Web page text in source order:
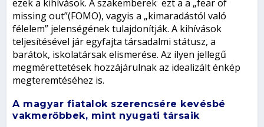
ezek a kihívások. A szakemberek ezt a a „fear of
missing out”(FOMO), vagyis a „kimaradástól való
félelem” jelenségének tulajdonítják. A kihívások
teljesítésével jár egyfajta társadalmi státusz, a
barátok, iskolatársak elismerése. Az ilyen jellegű
megmérettetések hozzájárulnak az idealizált énkép
megteremtéséhez is.
A magyar fiatalok szerencsére kevésbé
vakmerőbbek, mint nyugati társaik